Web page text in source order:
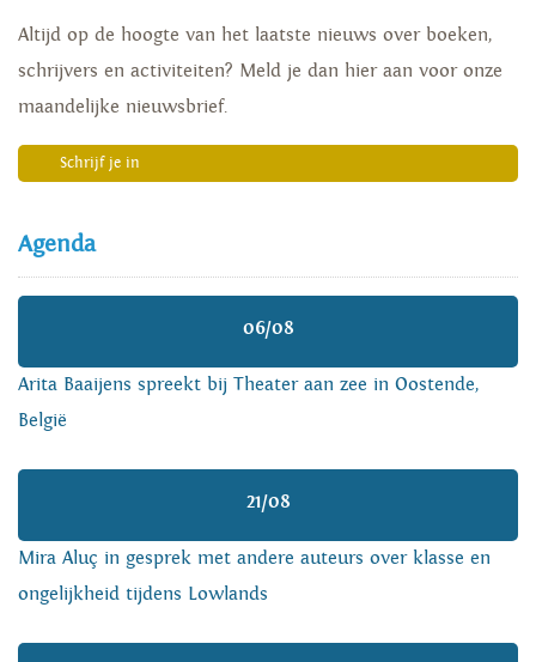
Altijd op de hoogte van het laatste nieuws over boeken,
schrijvers en activiteiten? Meld je dan hier aan voor onze
maandelijke nieuwsbrief.
Schrijf je in
Agenda
06/08
Arita Baaijens spreekt bij Theater aan zee in Oostende,
België
21/08
Mira Aluç in gesprek met andere auteurs over klasse en
ongelijkheid tijdens Lowlands